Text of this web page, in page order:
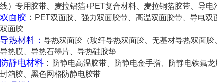
线）专用胶带、麦拉铝箔+PET复合材料、麦拉铜箔胶带、导电
双面胶 ： PET双面胶、强力双面胶带、高温双面胶带、导电
双面胶
导热材料： 导热双面胶（玻纤导热双面胶、无基材导热双面
导热膜、导热石墨片、导热硅胶垫
防静电材料 ： 防静电高温胶带、防静电金手指、防静电铁氟
封箱胶、黑色网格防静电胶带